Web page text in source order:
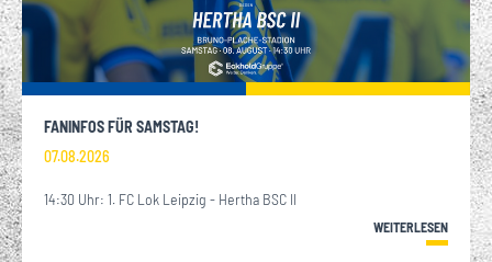
FANINFOS FÜR SAMSTAG!
07.08.2026
14:30 Uhr: 1. FC Lok Leipzig - Hertha BSC II
WEITERLESEN